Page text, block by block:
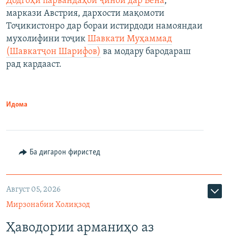
маркази Австрия, дархости мақомоти
Тоҷикистонро дар бораи истирдоди намояндаи
мухолифини тоҷик Шавкати Муҳаммад
(Шавкатҷон Шарифов) ва модару бародараш
рад кардааст.
Идома
Ба дигарон фиристед
Август 05, 2026
Мирзонабии Холиқзод
Ҳаводории арманиҳо аз